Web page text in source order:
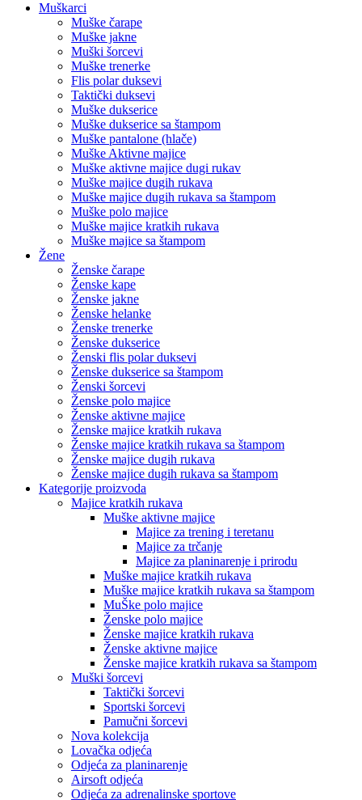
Muškarci
Muške čarape
Muške jakne
Muški šorcevi
Muške trenerke
Flis polar duksevi
Taktički duksevi
Muške dukserice
Muške dukserice sa štampom
Muške pantalone (hlače)
Muške Aktivne majice
Muške aktivne majice dugi rukav
Muške majice dugih rukava
Muške majice dugih rukava sa štampom
Muške polo majice
Muške majice kratkih rukava
Muške majice sa štampom
Žene
Ženske čarape
Ženske kape
Ženske jakne
Ženske helanke
Ženske trenerke
Ženske dukserice
Ženski flis polar duksevi
Ženske dukserice sa štampom
Ženski šorcevi
Ženske polo majice
Ženske aktivne majice
Ženske majice kratkih rukava
Ženske majice kratkih rukava sa štampom
Ženske majice dugih rukava
Ženske majice dugih rukava sa štampom
Kategorije proizvoda
Majice kratkih rukava
Muške aktivne majice
Majice za trening i teretanu
Majice za trčanje
Majice za planinarenje i prirodu
Muške majice kratkih rukava
Muške majice kratkih rukava sa štampom
MuŠke polo majice
Ženske polo majice
Ženske majice kratkih rukava
Ženske aktivne majice
Ženske majice kratkih rukava sa štampom
Muški šorcevi
Taktički šorcevi
Sportski šorcevi
Pamučni šorcevi
Nova kolekcija
Lovačka odjeća
Odjeća za planinarenje
Airsoft odjeća
Odjeća za adrenalinske sportove